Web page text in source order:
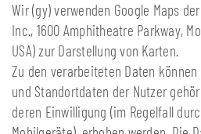
Wir (gy) verwenden Google Maps
Inc., 1600 Amphitheatre Parkway,
USA) zur Darstellung von Karten.
Zu den verarbeiteten Daten können
und Standortdaten der Nutzer
deren Einwilligung (im Regelfall